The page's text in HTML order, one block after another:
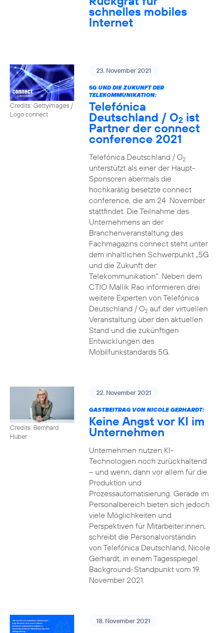
schnelles mobiles
Internet
Credits: Gettyimages /
Logo connect
23. November 2021
5G UND DIE ZUKUNFT DER
TELEKOMMUNIKATION:
Telefónica
Deutschland / O2 ist
Partner der connect
conference 2021
Telefónica Deutschland / O2
unterstützt als einer der Haupt-
Sponsoren abermals die
hochkarätig besetzte connect
conference, die am 24. November
stattfindet. Die Teilnahme des
Unternehmens an der
Branchenveranstaltung des
Fachmagazins connect steht unter
dem inhaltlichen Schwerpunkt „5G
und die Zukunft der
Telekommunikation“. Neben dem
CTIO Mallik Rao informieren drei
weitere Experten von Telefónica
Deutschland / O2auf der virtuellen
Veranstaltung über den aktuellen
Stand und die zukünftigen
Entwicklungen des
Mobilfunkstandards 5G.
Credits: Bernhard
Huber
22. November 2021
GASTBEITRAG VON NICOLE GERHARDT:
Keine Angst vor KI im
Unternehmen
Unternehmen nutzen KI-
Technologien noch zurückhaltend
– und wenn, dann vor allem für die
Produktion und
Prozessautomatisierung. Gerade im
Personalbereich bieten sich jedoch
viele Möglichkeiten und
Perspektiven für Mitarbeiter:innen,
schreibt die Personalvorständin
von Telefónica Deutschland, Nicole
Gerhardt, in einem Tagesspiegel
Background-Standpunkt vom 19.
November 2021.
18. November 2021